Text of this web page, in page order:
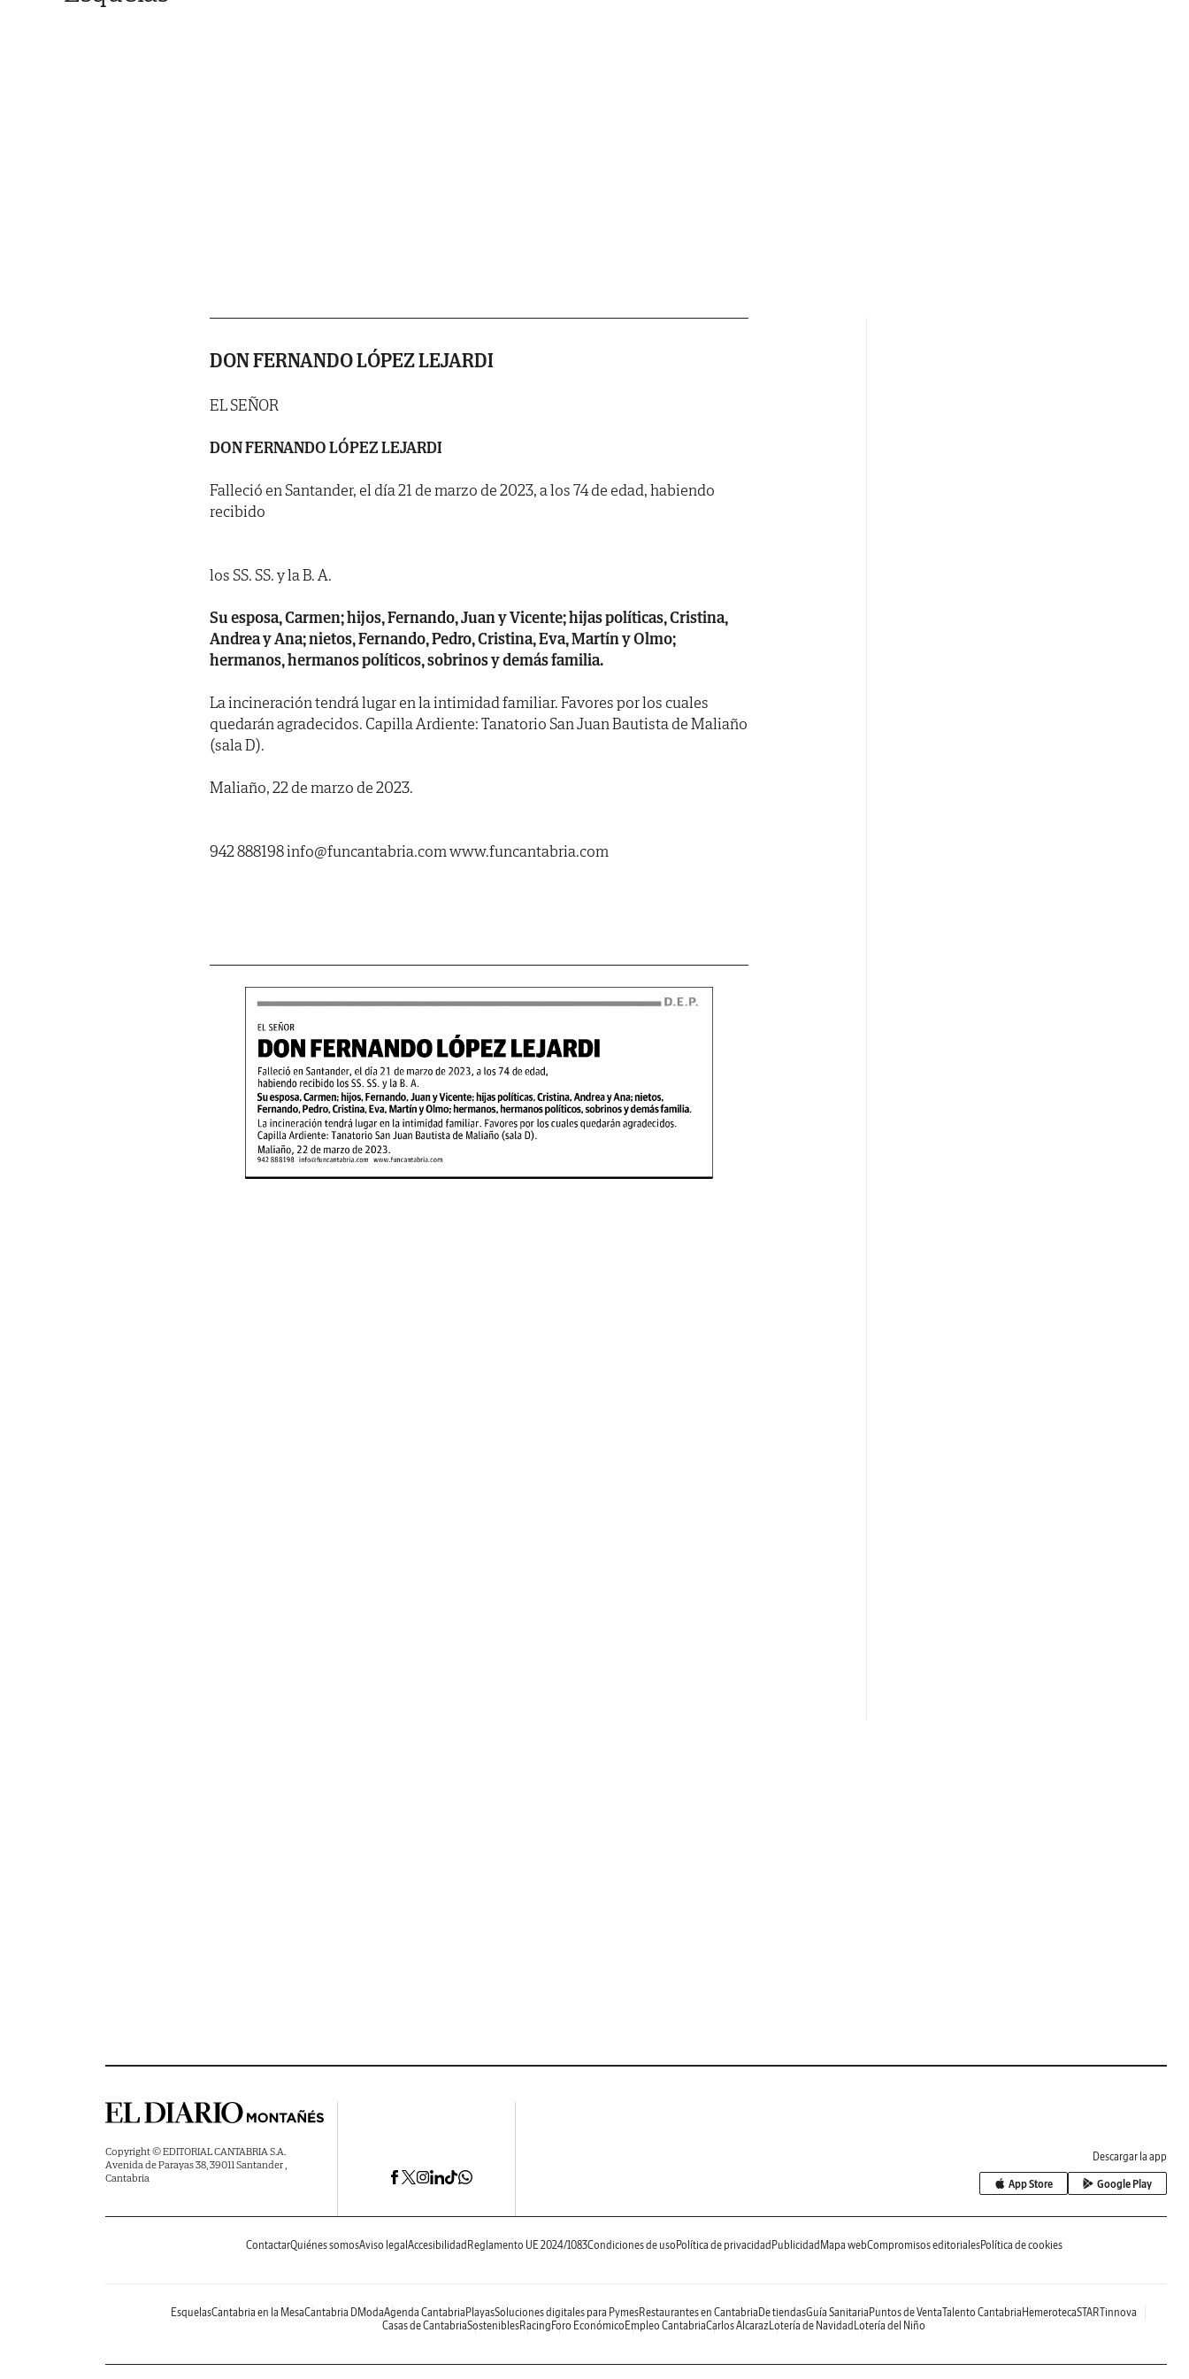
DON FERNANDO LÓPEZ LEJARDI
EL SEÑOR
DON FERNANDO LÓPEZ LEJARDI
Falleció en Santander, el día 21 de marzo de 2023, a los 74 de edad, habiendo
recibido
los SS. SS. y la B. A.
Su esposa, Carmen; hijos, Fernando, Juan y Vicente; hijas políticas, Cristina,
Andrea y Ana; nietos, Fernando, Pedro, Cristina, Eva, Martín y Olmo;
hermanos, hermanos políticos, sobrinos y demás familia.
La incineración tendrá lugar en la intimidad familiar. Favores por los cuales
quedarán agradecidos. Capilla Ardiente: Tanatorio San Juan Bautista de Maliaño
(sala D).
Maliaño, 22 de marzo de 2023.
942 888198 info@funcantabria.com www.funcantabria.com
Copyright © EDITORIAL CANTABRIA S.A.
Avenida de Parayas 38, 39011 Santander ,
Cantabria
Descargar la app
App Store Google Play
ContactarQuiénes somosAviso legal Accesibilidad Reglamento UE 2024/1083Condiciones de uso Política de privacidad Publicidad Mapa webCompromisos editorialesPolítica de cookies
EsquelasCantabria en la MesaCantabria DModaAgenda Cantabria PlayasSoluciones digitales para PymesRestaurantes en Cantabria De tiendasGuía Sanitaria Puntos de VentaTalento Cantabria HemerotecaSTARTinnova
Casas de CantabriaSosteniblesRacing Foro Económico Empleo CantabriaCarlos AlcarazLotería de Navidad Lotería del Niño